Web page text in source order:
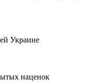
Украине
наценок